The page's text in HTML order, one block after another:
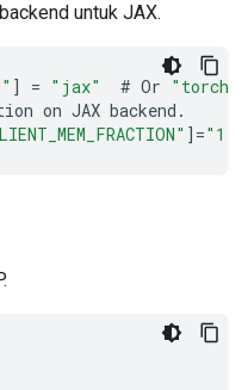
untuk JAX.
] = "jax" # Or "torch"
on JAX backend .
] =